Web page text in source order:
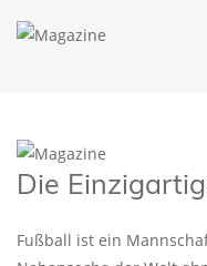
Die
Fußball ist ein